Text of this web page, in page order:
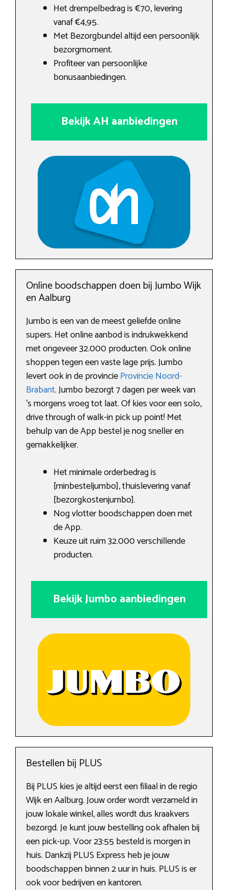
Het drempelbedrag is €70, levering
vanaf €4,95.
Met Bezorgbundel altijd een persoonlijk
bezorgmoment.
Profiteer van persoonlijke
bonusaanbiedingen.
Bekijk AH aanbiedingen
Online boodschappen doen bij Jumbo Wijk
en Aalburg
Jumbo is een van de meest geliefde online
supers. Het online aanbod is indrukwekkend
met ongeveer 32.000 producten. Ook online
shoppen tegen een vaste lage prijs. Jumbo
levert ook in de provincieProvincie Noord-
Brabant. Jumbo bezorgt 7 dagen per week van
’s morgens vroeg tot laat. Of kies voor een solo,
drive through of walk-in pick up point! Met
behulp van de App bestel je nog sneller en
gemakkelijker.
Het minimale orderbedrag is
[minbesteljumbo], thuislevering vanaf
[bezorgkostenjumbo].
Nog vlotter boodschappen doen met
de App.
Keuze uit ruim 32.000 verschillende
producten.
Bekijk Jumbo aanbiedingen
Bestellen bij PLUS
Bij PLUS kies je altijd eerst een filiaal in de regio
Wijk en Aalburg. Jouw order wordt verzameld in
jouw lokale winkel, alles wordt dus kraakvers
bezorgd. Je kunt jouw bestelling ook afhalen bij
een pick-up. Voor 23:55 besteld is morgen in
huis. Dankzij PLUS Express heb je jouw
boodschappen binnen 2 uur in huis. PLUS is er
ook voor bedrijven en kantoren.